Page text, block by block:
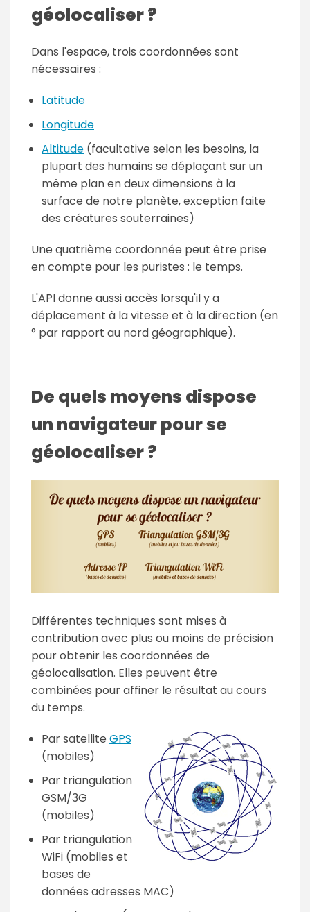
géolocaliser ?
Dans l'espace, trois coordonnées sont
nécessaires :
Latitude
Longitude
Altitude (facultative selon les besoins, la
plupart des humains se déplaçant sur un
même plan en deux dimensions à la
surface de notre planète, exception faite
des créatures souterraines)
Une quatrième coordonnée peut être prise
en compte pour les puristes : le temps.
L'API donne aussi accès lorsqu'il y a
déplacement à la vitesse et à la direction (en
° par rapport au nord géographique).
De quels moyens dispose
un navigateur pour se
géolocaliser ?
Différentes techniques sont mises à
contribution avec plus ou moins de précision
pour obtenir les coordonnées de
géolocalisation. Elles peuvent être
combinées pour affiner le résultat au cours
du temps.
Par satellite GPS
(mobiles)
Par triangulation
GSM/3G
(mobiles)
Par triangulation
WiFi (mobiles et
bases de
données adresses MAC)